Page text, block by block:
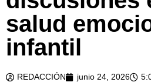
salud
infantil
REDACCIÓN junio 24, 2026